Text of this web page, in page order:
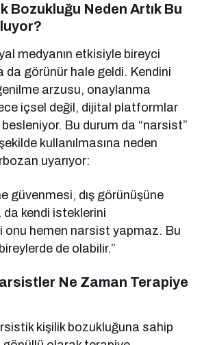
Bozukluğu Neden Artık Bu
medyanın etkisiyle bireyci
da görünür hale geldi. Kendini
arzusu, onaylanma
içsel değil, dijital platformlar
Bu durum da “narsist”
kullanılmasına neden
uyarıyor:
güvenmesi, dış görünüşüne
kendi isteklerini
onu hemen narsist yapmaz. Bu
de olabilir.”
Ne Zaman Terapiye
kişilik bozukluğuna sahip